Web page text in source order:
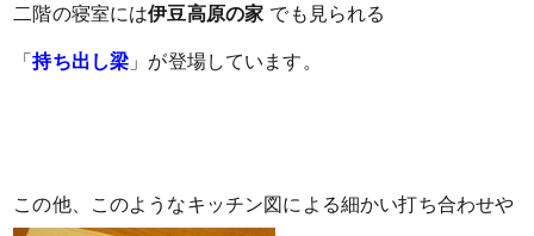
二階の寝室には伊豆高原の家 でも見られる
「持ち出し梁 」が登場しています。
この他、このようなキッチン図による細かい打ち合わせや